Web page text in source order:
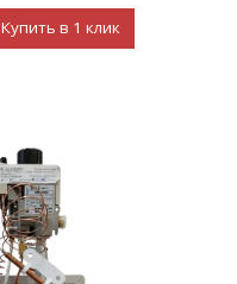
Купить в 1 клик